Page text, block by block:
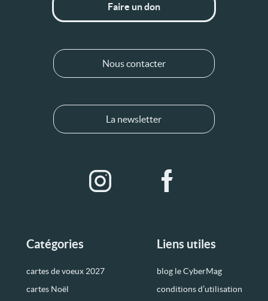
Catégories
cartes de voeux 2027
cartes Noël
Liens utiles
blog le CyberMag
conditions d’utilisation
Faire un don
Nous contacter
La newsletter